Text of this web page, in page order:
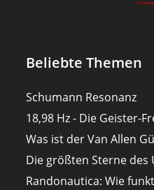
Beliebte Themen
Schumann Resonanz
18,98 Hz - Die Geister-
Was ist der Van Allen
Die größten Sterne des
Randonautica: Wie